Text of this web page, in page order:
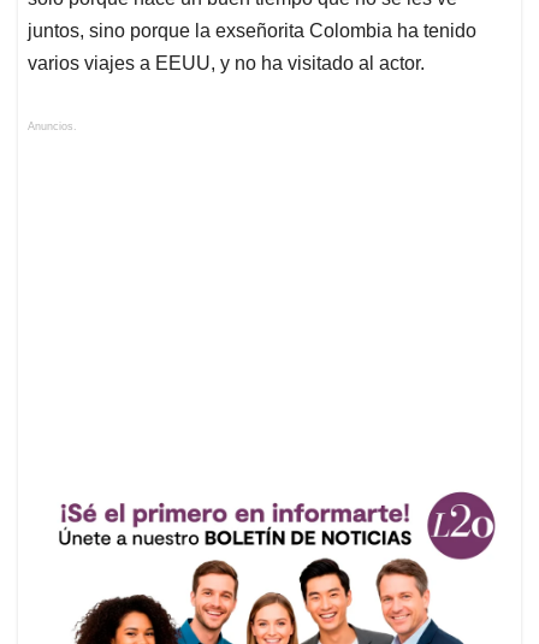
juntos, sino porque la exseñorita Colombia ha tenido
varios viajes a EEUU, y no ha visitado al actor.
Anuncios.